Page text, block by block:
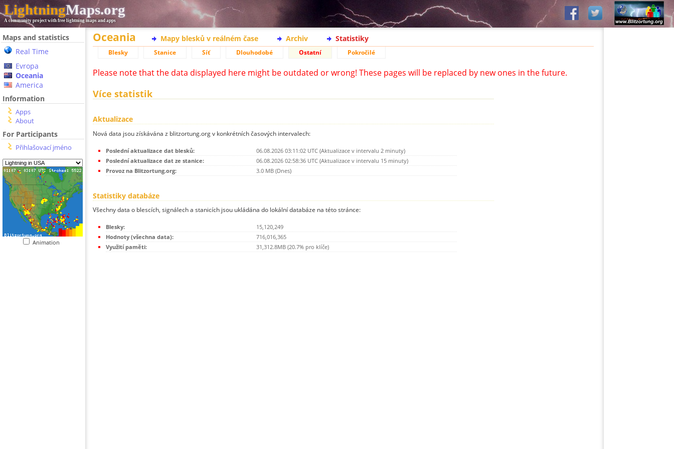
LightningMaps.org
A community project with free lightning maps and apps
Maps and statistics
Real Time
Evropa
Oceania
America
Information
Apps
About
For Participants
Přihlašovací jméno
Animation
Oceania Mapy blesků v reálném čase Archiv Statistiky
Blesky Stanice Síť Dlouhodobé Ostatní Pokročilé
Please note that the data displayed here might be outdated or wrong! These pages will be replaced by new ones in the future.
Více statistik
Aktualizace
Nová data jsou získávána z blitzortung.org v konkrétních časových intervalech:
Poslední aktualizace dat blesků:
06.08.2026 03:11:02 UTC (Aktualizace v intervalu 2 minuty)
Poslední aktualizace dat ze stanice:
06.08.2026 02:58:36 UTC (Aktualizace v intervalu 15 minuty)
Provoz na Blitzortung.org:
3.0 MB (Dnes)
Statistiky databáze
Všechny data o blescích, signálech a stanicích jsou ukládána do lokální databáze na této stránce:
Blesky:
15,120,249
Hodnoty (všechna data):
716,016,365
Využití paměti:
31,312.8MB (20.7% pro klíče)